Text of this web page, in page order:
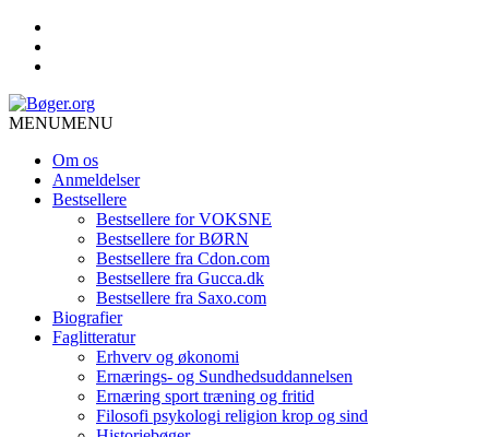
MENUMENU
Om os
Anmeldelser
Bestsellere
Bestsellere for VOKSNE
Bestsellere for BØRN
Bestsellere fra Cdon.com
Bestsellere fra Gucca.dk
Bestsellere fra Saxo.com
Biografier
Faglitteratur
Erhverv og økonomi
Ernærings- og Sundhedsuddannelsen
Ernæring sport træning og fritid
Filosofi psykologi religion krop og sind